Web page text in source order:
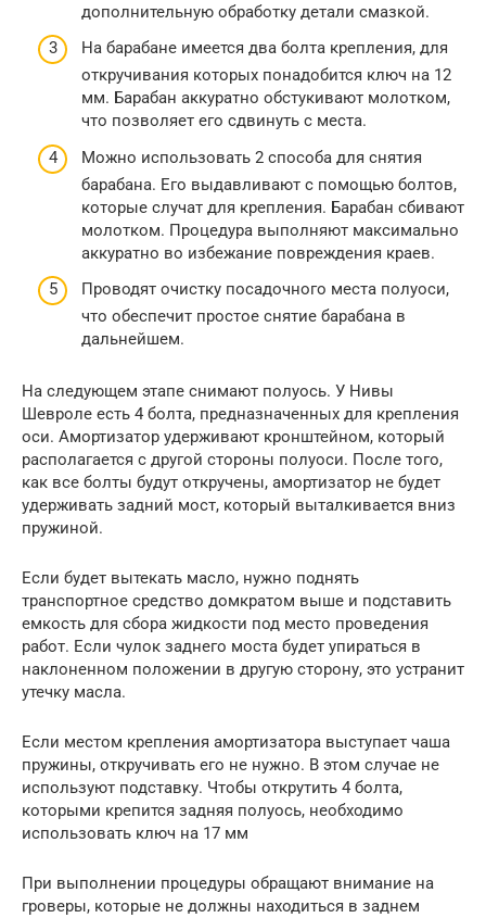
дополнительную обработку детали смазкой.
На барабане имеется два болта крепления, для
откручивания которых понадобится ключ на 12
мм. Барабан аккуратно обстукивают молотком,
что позволяет его сдвинуть с места.
Можно использовать 2 способа для снятия
барабана. Его выдавливают с помощью болтов,
которые случат для крепления. Барабан сбивают
молотком. Процедура выполняют максимально
аккуратно во избежание повреждения краев.
Проводят очистку посадочного места полуоси,
что обеспечит простое снятие барабана в
дальнейшем.
На следующем этапе снимают полуось. У Нивы
Шевроле есть 4 болта, предназначенных для крепления
оси. Амортизатор удерживают кронштейном, который
располагается с другой стороны полуоси. После того,
как все болты будут откручены, амортизатор не будет
удерживать задний мост, который выталкивается вниз
пружиной.
Если будет вытекать масло, нужно поднять
транспортное средство домкратом выше и подставить
емкость для сбора жидкости под место проведения
работ. Если чулок заднего моста будет упираться в
наклоненном положении в другую сторону, это устранит
утечку масла.
Если местом крепления амортизатора выступает чаша
пружины, откручивать его не нужно. В этом случае не
используют подставку. Чтобы открутить 4 болта,
которыми крепится задняя полуось, необходимо
использовать ключ на 17 мм
При выполнении процедуры обращают внимание на
гроверы, которые не должны находиться в заднем